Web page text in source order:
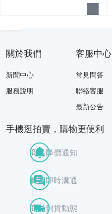
關於我們
新聞中心
服務說明
客服中心
常見問答
聯絡客服
最新公告
手機逛拍賣，購物更便利
商品降價通知
買賣即時溝通
商品到貨動態